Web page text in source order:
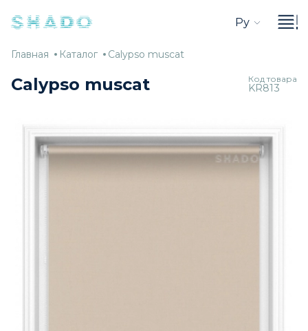
Ру
Главная Главная
КаталогКаталог
Calypso
Calypso muscat
Calypso muscat Код товара
KR813